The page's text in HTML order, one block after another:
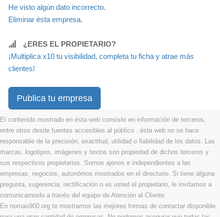
He visto algún dato incorrecto.
Eliminar ésta empresa.
¿ERES EL PROPIETARIO?
¡Multiplica x10 tu visibilidad, completa tu ficha y atrae más
clientes!
Publica tu empresa
El contenido mostrado en ésta web consiste en información de terceros,
entre otros desde fuentes accesibles al público . ésta web no se hace
responsable de la precisión, exactitud, utilidad o fiabilidad de los datos. Las
marcas, logotipos, imágenes y textos son propiedad de dichos terceros y
sus respectivos propietarios. Somos ajenos e independientes a las
empresas, negocios, autonómos mostrados en el directorio. Si tiene alguna
pregunta, sugerencia, rectificación o es usted el propietario, le invitamos a
comunicarnoslo a través del equipo de Atención al Cliente
En nomas900.org te mostramos las mejores formas de contactar disponible